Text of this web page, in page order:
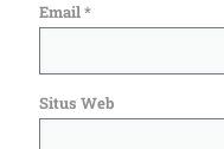
Email*
Situs Web